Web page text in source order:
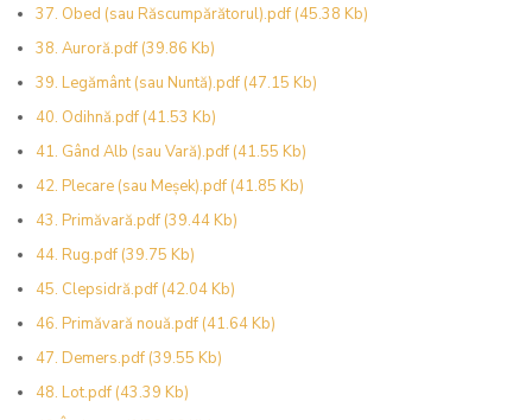
37. Obed (sau Răscumpărătorul).pdf (45.38 Kb)
38. Auroră.pdf (39.86 Kb)
39. Legământ (sau Nuntă).pdf (47.15 Kb)
40. Odihnă.pdf (41.53 Kb)
41. Gând Alb (sau Vară).pdf (41.55 Kb)
42. Plecare (sau Meșek).pdf (41.85 Kb)
43. Primăvară.pdf (39.44 Kb)
44. Rug.pdf (39.75 Kb)
45. Clepsidră.pdf (42.04 Kb)
46. Primăvară nouă.pdf (41.64 Kb)
47. Demers.pdf (39.55 Kb)
48. Lot.pdf (43.39 Kb)